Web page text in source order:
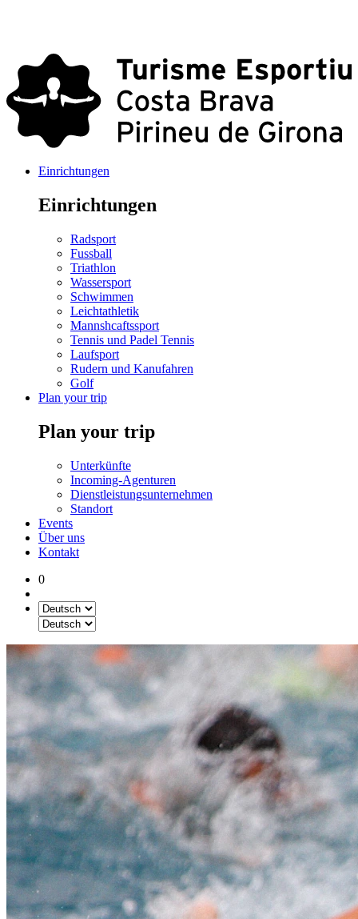
Einrichtungen
Einrichtungen
Radsport
Fussball
Triathlon
Wassersport
Schwimmen
Leichtathletik
Mannshcaftssport
Tennis und Padel Tennis
Laufsport
Rudern und Kanufahren
Golf
Plan your trip
Plan your trip
Unterkünfte
Incoming-Agenturen
Dienstleistungsunternehmen
Standort
Events
Über uns
Kontakt
0